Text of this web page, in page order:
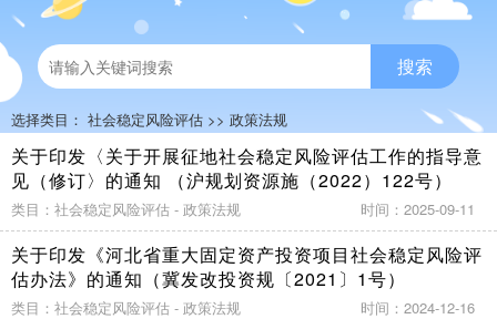
搜索
选择类目： 社会稳定风险评估 >> 政策法规
关于印发〈关于开展征地社会稳定风险评估工作的指导意
见（修订〉的通知 （沪规划资源施（2022）122号）
类目：社会稳定风险评估 - 政策法规 时间：2025-09-11
关于印发《河北省重大固定资产投资项目社会稳定风险评
估办法》的通知（冀发改投资规〔2021〕1号）
类目：社会稳定风险评估 - 政策法规 时间：2024-12-16